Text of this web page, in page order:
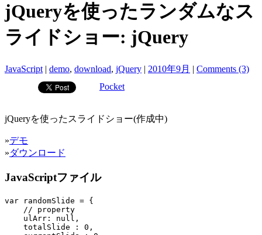
jQueryを使ったランダムなス
ライドショー: jQuery
JavaScript | demo, download, jQuery | 2010年9月 | Comments (3)
Pocket
jQueryを使ったスライドショー(作成中)
»デモ
»ダウンロード
JavaScriptファイル
var randomSlide = {
    // property
    ulArr: null,
    totalSlide : 0,